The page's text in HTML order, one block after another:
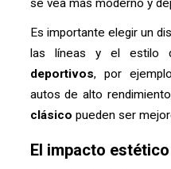
se vea más moderno y
Es importante elegir un
las líneas y el estilo
deportivos, por
autos de alto
clásico pueden ser
El impacto